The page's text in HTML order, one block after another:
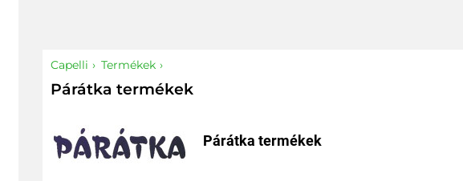
Capelli Termékek
Párátka termékek
Párátka termékek